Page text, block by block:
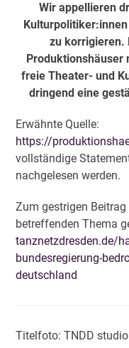
Wir appellieren
zu korrigieren.
Produktionshäuser
freie Theater- und
dringend eine
Erwähnte Quelle:
https://
vollständige
nachgelesen werden.
Zum gestrigen
betreffenden Thema
tanznetzdresden.de/
bundesregierung-
deutschland
Titelfoto: TNDD